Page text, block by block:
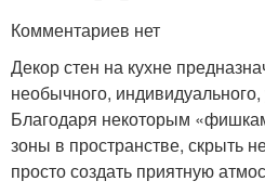
Комментариев нет
Декор стен на кухне
необычного,
Благодаря некоторым
зоны в пространстве, скрыть
просто создать приятную